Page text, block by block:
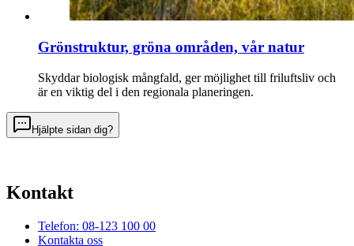
Grönstruktur, gröna områden, vår natur
Skyddar biologisk mångfald, ger möjlighet till friluftsliv och
är en viktig del i den regionala planeringen.
Hjälpte sidan dig?
Kontakt
Telefon: 08-123 100 00
Kontakta oss